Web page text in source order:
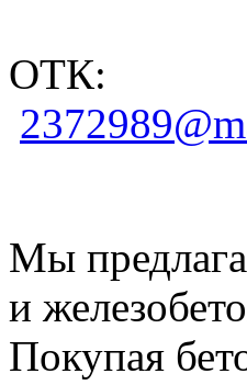
ОТК:
Мы
и
Покупая